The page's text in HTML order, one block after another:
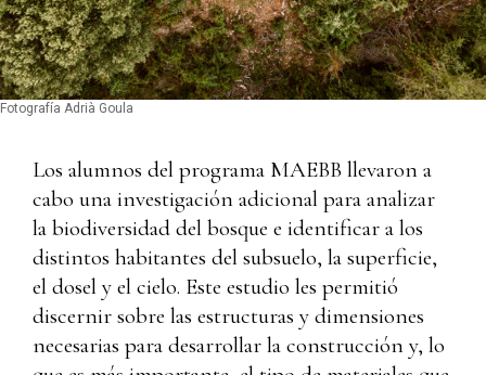
Fotografía Adrià Goula
Los alumnos del programa MAEBB llevaron a
cabo una investigación adicional para analizar
la biodiversidad del bosque e identificar a los
distintos habitantes del subsuelo, la superficie,
el dosel y el cielo. Este estudio les permitió
discernir sobre las estructuras y dimensiones
necesarias para desarrollar la construcción y, lo